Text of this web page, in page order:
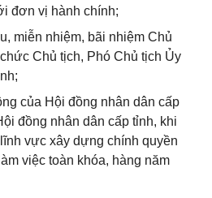
đơn vị hành chính;
miễn nhiệm, bãi nhiệm Chủ
Chủ tịch, Phó Chủ tịch Ủy
của Hội đồng nhân dân cấp
đồng nhân dân cấp tỉnh, khi
vực xây dựng chính quyền
việc toàn khóa, hàng năm